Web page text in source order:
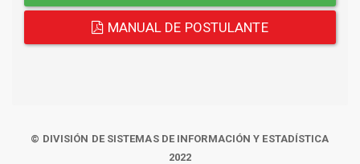
MANUAL DE POSTULANTE
© DIVISIÓN DE SISTEMAS DE INFORMACIÓN Y ESTADÍSTICA
2022